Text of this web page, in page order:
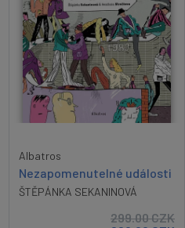
Albatros
Nezapomenutelné události
ŠTĚPÁNKA SEKANINOVÁ
299.00CZK